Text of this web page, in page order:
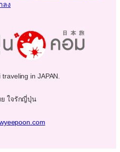
ลง
in JAPAN.
ใจรักญี่ปุ่น